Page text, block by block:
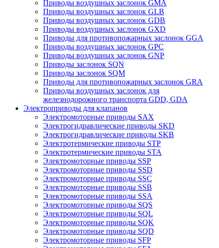
Приводы воздушных заслонок GMA
Приводы воздушных заслонок GLB
Приводы воздушных заслонок GDB
Приводы воздушных заслонок GXD
Приводы для противопожарных заслонок GGA
Приводы воздушных заслонок GPC
Приводы воздушных заслонок GNP
Приводы заслонок SQN
Приводы заслонок SQM
Приводы для противопожарных заслонок GRA
Приводы воздушных заслонок для
железнодорожного транспорта GDD, GDA
Электроприводы для клапанов
Электромоторные приводы SAX
Электрогидравлические приводы SKD
Электрогидравлические приводы SKB
Электротермические приводы STP
Электротермические приводы STA
Электромоторные приводы SSP
Электромоторные приводы SSD
Электромоторные приводы SSC
Электромоторные приводы SSB
Электромоторные приводы SSA
Электромоторные приводы SQS
Электромоторные приводы SQL
Электромоторные приводы SQK
Электромоторные приводы SQD
Электромоторные приводы SFP